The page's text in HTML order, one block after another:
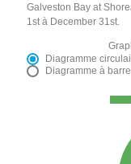
Galveston Bay at
1st à December 31st.
Diagramme
Diagramme à